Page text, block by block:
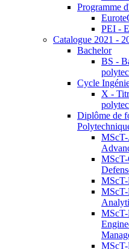
Programme
PEI -
Catalogue 2021 -
Bachelor
BS -
Cycle
X -
Diplôme de
MScT-